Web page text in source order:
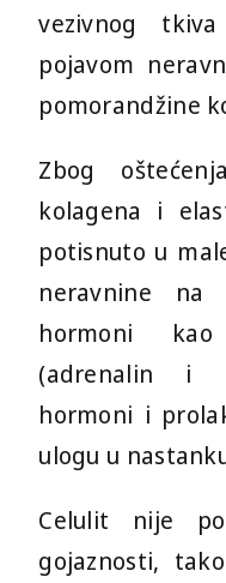
vezivnog
pojavom
pomorandžine
Zbog
kolagena i
potisnuto u
neravnine
hormoni
(adrenalin i
hormoni i
ulogu u
Celulit nije
gojaznosti,